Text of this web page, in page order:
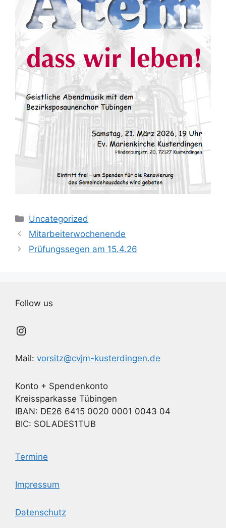
Kategorien
Uncategorized
Mitarbeiterwochenende
Prüfungssegen am 15.4.26
Follow us
Instagram
Mail: vorsitz@cvjm-kusterdingen.de
Konto + Spendenkonto
Kreissparkasse Tübingen
IBAN: DE26 6415 0020 0001 0043 04
BIC: SOLADES1TUB
Termine
Impressum
Datenschutz